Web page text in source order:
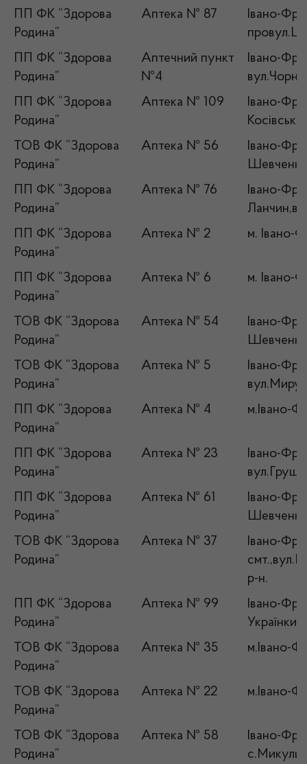
ПП ФК “Здорова
Родина”
Аптека № 87
Івано-
ПП ФК “Здорова
Родина”
Аптечний пункт
№4
Івано-
ПП ФК “Здорова
Родина”
Аптека № 109
Івано-
ТОВ ФК “Здорова
Родина”
Аптека № 56
Івано-
ПП ФК “Здорова
Родина”
Аптека № 76
Івано-
ПП ФК “Здорова
Родина”
Аптека № 2 м. Івано-
ПП ФК “Здорова
Родина”
Аптека № 6 м. Івано-
ТОВ ФК “Здорова
Родина”
Аптека № 54
Івано-
ТОВ ФК “Здорова
Родина”
Аптека № 5
Івано-
ПП ФК “Здорова
Родина”
Аптека № 4 м.Івано-
ПП ФК “Здорова
Родина”
Аптека № 23
Івано-
ПП ФК “Здорова
Родина”
Аптека № 61
Івано-
ТОВ ФК “Здорова
Родина”
Аптека № 37
Івано-
р-н.
ПП ФК “Здорова
Родина”
Аптека № 99
Івано-
ТОВ ФК “Здорова
Родина”
Аптека № 35 м.Івано-
ТОВ ФК “Здорова
Родина”
Аптека № 22 м.Івано-
ТОВ ФК “Здорова
Родина”
Аптека № 58
Івано-